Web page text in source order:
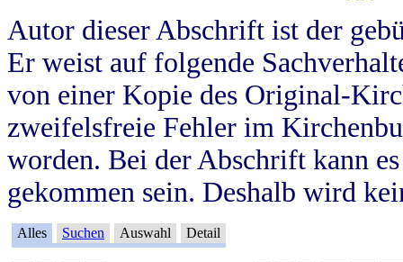
Autor dieser Abschrift ist der
Er weist auf folgende
von einer Kopie des Original-
zweifelsfreie Fehler im
worden. Bei der Abschrift kann
gekommen sein. Deshalb wird
Alles Suchen Auswahl Detail